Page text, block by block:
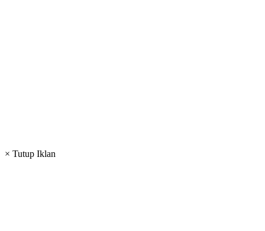
× Tutup Iklan